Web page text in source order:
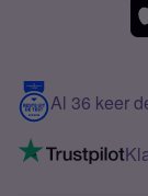
Meerdere
5G internet
Mobiel internet
Mobiel
Contact
VoLTE 4G bellen
Al 36 keer